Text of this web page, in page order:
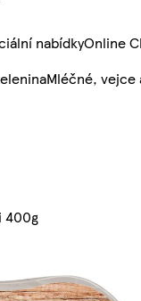
nabídkyOnline
Mléčné, vejce
400g